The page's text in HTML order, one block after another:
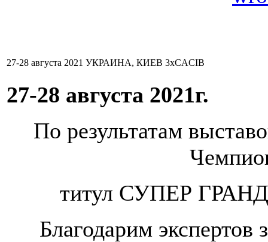
27-28 августа 2021 УКРАИНА, КИЕВ 3хCACIB
27-28 августа 2021г.
По результатам
титул СУПЕР
Благодарим